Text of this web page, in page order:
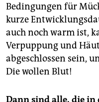
Bedingungen für
kurze
auch noch warm ist,
Verpuppung und
abgeschlossen sein,
Die wollen Blut!
Dann sind alle, die in